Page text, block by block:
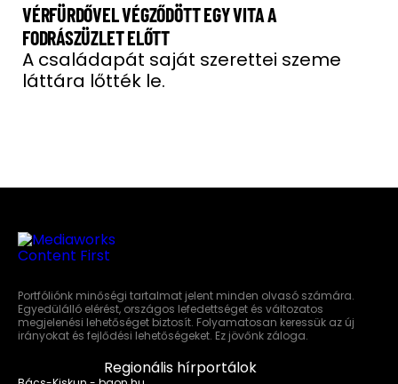
VÉRFÜRDŐVEL VÉGZŐDÖTT EGY VITA A
FODRÁSZÜZLET ELŐTT
A családapát saját szerettei szeme
láttára lőtték le.
Portfóliónk minőségi tartalmat jelent minden olvasó számára.
Egyedülálló elérést, országos lefedettséget és változatos
megjelenési lehetőséget biztosít. Folyamatosan keressük az új
irányokat és fejlődési lehetőségeket. Ez jövőnk záloga.
Regionális hírportálok